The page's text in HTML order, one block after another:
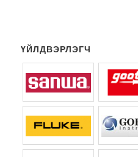
ҮЙЛДВЭРЛЭГЧ